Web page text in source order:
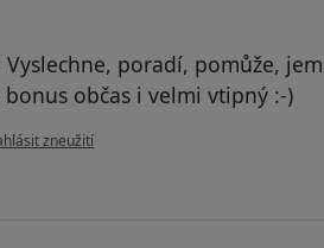
Vyslechne, poradí, pomůže,
občas i velmi vtipný :-)
názoru uživatele Akleida
zneužití